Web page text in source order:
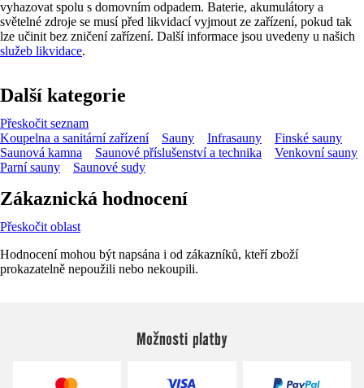
vyhazovat spolu s domovním odpadem. Baterie, akumulátory a
světelné zdroje se musí před likvidací vyjmout ze zařízení, pokud tak
lze učinit bez zničení zařízení. Další informace jsou uvedeny u našich
služeb likvidace.
Další kategorie
Přeskočit seznam
Koupelna a sanitární zařízení
Sauny Infrasauny
Finské sauny
Saunová kamna
Saunové příslušenství a technika
Venkovní sauny
Parní sauny
Saunové sudy
Zákaznická hodnocení
Přeskočit oblast
Hodnocení mohou být napsána i od zákazníků, kteří zboží
prokazatelně nepoužili nebo nekoupili.
Možnosti platby